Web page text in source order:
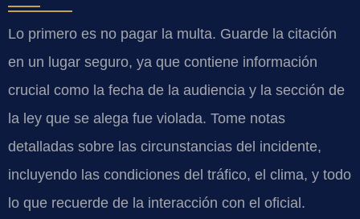
Lo primero es no pagar la multa. Guarde la citación
en un lugar seguro, ya que contiene información
crucial como la fecha de la audiencia y la sección de
la ley que se alega fue violada. Tome notas
detalladas sobre las circunstancias del incidente,
incluyendo las condiciones del tráfico, el clima, y todo
lo que recuerde de la interacción con el oficial.